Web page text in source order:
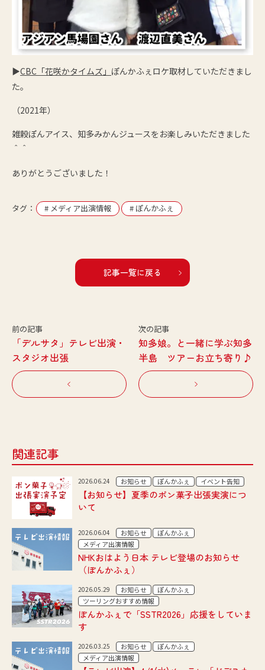
▶CBC「花咲かタイムズ」 ぽんかふぇロケ取材していただきまし
た。
（2021年）
雑穀ぽんアイス、知多みかんジュースをお楽しみいただきました
＾＾
ありがとうございました！
タグ： # メディア出演情報 # ぽんかふぇ
「デルサタ」テレビ出演・
スタジオ出張
記事一覧に戻る
知多娘。と一緒に学ぶ知多
半島 ツアーお立ち寄り♪
関連記事
2026.06.24 お知らせ ぽんかふぇ イベント告知
【お知らせ】夏季のポン菓子出張実演につ
いて
2026.06.04 お知らせ
ぽんかふぇ
メディア出演情報
NHKおはよう日本 テレビ登場のお知らせ
（ぽんかふぇ）
2026.05.29 お知らせ
ぽんかふぇ
ツーリングおすすめ情報
ぽんかふぇで「SSTR2026」応援をしていま
す
2026.03.25 お知らせ
ぽんかふぇ
メディア出演情報